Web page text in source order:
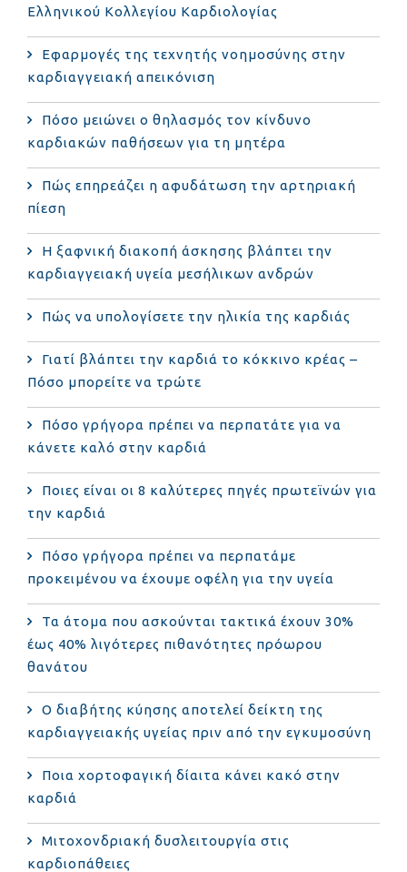
Ελληνικού Κολλεγίου Καρδιολογίας
Εφαρμογές της τεχνητής νοημοσύνης στην
καρδιαγγειακή απεικόνιση
Πόσο μειώνει ο θηλασμός τον κίνδυνο
καρδιακών παθήσεων για τη μητέρα
Πώς επηρεάζει η αφυδάτωση την αρτηριακή
πίεση
Η ξαφνική διακοπή άσκησης βλάπτει την
καρδιαγγειακή υγεία μεσήλικων ανδρών
Πώς να υπολογίσετε την ηλικία της καρδιάς
Γιατί βλάπτει την καρδιά το κόκκινο κρέας –
Πόσο μπορείτε να τρώτε
Πόσο γρήγορα πρέπει να περπατάτε για να
κάνετε καλό στην καρδιά
Ποιες είναι οι 8 καλύτερες πηγές πρωτεϊνών για
την καρδιά
Πόσο γρήγορα πρέπει να περπατάμε
προκειμένου να έχουμε οφέλη για την υγεία
Τα άτομα που ασκούνται τακτικά έχουν 30%
έως 40% λιγότερες πιθανότητες πρόωρου
θανάτου
Ο διαβήτης κύησης αποτελεί δείκτη της
καρδιαγγειακής υγείας πριν από την εγκυμοσύνη
Ποια χορτοφαγική δίαιτα κάνει κακό στην
καρδιά
Μιτοχονδριακή δυσλειτουργία στις
καρδιοπάθειες